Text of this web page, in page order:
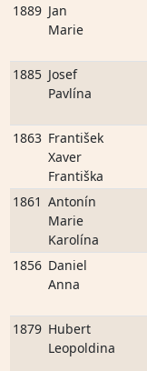
1889 Jan
Marie
1885 Josef
Pavlína
1863 František
Xaver
Františka
1861 Antonín
Marie
Karolína
1856 Daniel
Anna
1879 Hubert
Leopoldina